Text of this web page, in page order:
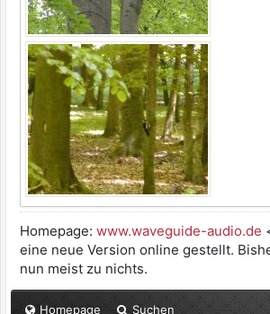
Homepage: www.waveguide-audio.de
eine neue Version online gestellt.
nun meist zu nichts.
Homepage Suchen